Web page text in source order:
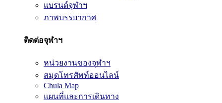
แบรนด์จุฬาฯ
ภาพบรรยากาศ
ติดต่อจุฬาฯ
หน่วยงานของจุฬาฯ
สมุดโทรศัพท์ออนไลน์
Chula Map
แผนที่และการเดินทาง